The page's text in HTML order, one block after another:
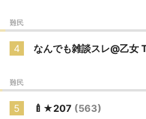
難民
4 なんでも雑談スレ@乙女
難民
5 🍼★207 (563)